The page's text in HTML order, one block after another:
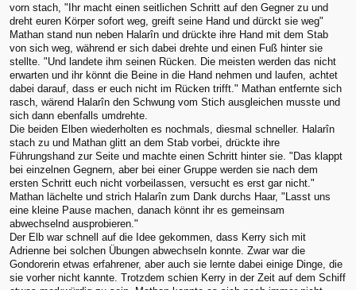
vorn stach, "Ihr macht einen seitlichen Schritt auf den Gegner zu und
dreht euren Körper sofort weg, greift seine Hand und dürckt sie weg"
Mathan stand nun neben Halarîn und drückte ihre Hand mit dem Stab
von sich weg, während er sich dabei drehte und einen Fuß hinter sie
stellte. "Und landete ihm seinen Rücken. Die meisten werden das nicht
erwarten und ihr könnt die Beine in die Hand nehmen und laufen, achtet
dabei darauf, dass er euch nicht im Rücken trifft." Mathan entfernte sich
rasch, wärend Halarîn den Schwung vom Stich ausgleichen musste und
sich dann ebenfalls umdrehte.
Die beiden Elben wiederholten es nochmals, diesmal schneller. Halarîn
stach zu und Mathan glitt an dem Stab vorbei, drückte ihre
Führungshand zur Seite und machte einen Schritt hinter sie. "Das klappt
bei einzelnen Gegnern, aber bei einer Gruppe werden sie nach dem
ersten Schritt euch nicht vorbeilassen, versucht es erst gar nicht."
Mathan lächelte und strich Halarîn zum Dank durchs Haar, "Lasst uns
eine kleine Pause machen, danach könnt ihr es gemeinsam
abwechselnd ausprobieren."
Der Elb war schnell auf die Idee gekommen, dass Kerry sich mit
Adrienne bei solchen Übungen abwechseln konnte. Zwar war die
Gondorerin etwas erfahrener, aber auch sie lernte dabei einige Dinge, die
sie vorher nicht kannte. Trotzdem schien Kerry in der Zeit auf dem Schiff